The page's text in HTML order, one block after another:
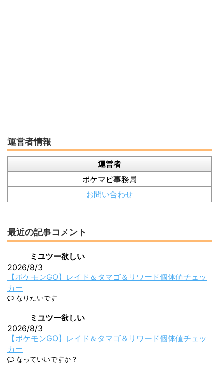
運営者情報
運営者
ポケマピ事務局
お問い合わせ
最近の記事コメント
ミユツー欲しい
2026/8/3
【ポケモンGO】レイド＆タマゴ＆リワード個体値チェッ
カー
なりたいです
ミユツー欲しい
2026/8/3
【ポケモンGO】レイド＆タマゴ＆リワード個体値チェッ
カー
なっていいですか？